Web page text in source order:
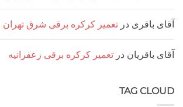
درتعمیر کرکره برقی شرق تهران
درتعمیر کرکره برقی زعفرانیه
TAG